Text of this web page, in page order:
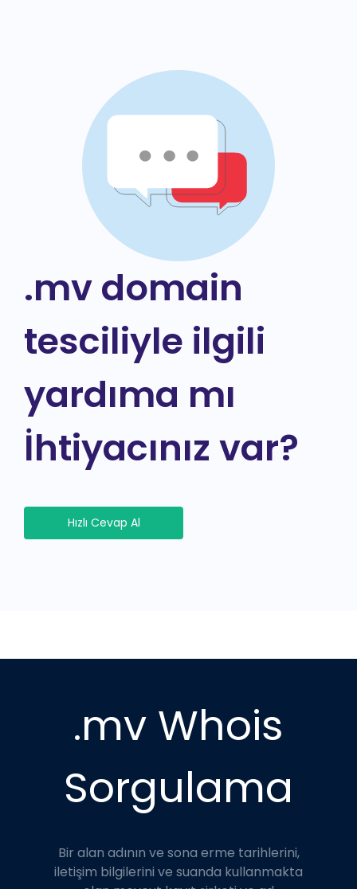
.mv domain
tesciliyle ilgili
yardıma mı
İhtiyacınız var?
Hızlı Cevap Al
.mv Whois
Sorgulama
Bir alan adının ve sona erme tarihlerini,
iletişim bilgilerini ve suanda kullanmakta